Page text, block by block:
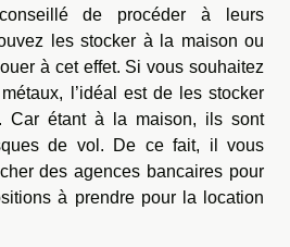
de procéder à leurs
les stocker à la maison ou
à cet effet. Si vous souhaitez
l’idéal est de les stocker
Car étant à la maison, ils sont
de vol. De ce fait, il vous
des agences bancaires pour
à prendre pour la location